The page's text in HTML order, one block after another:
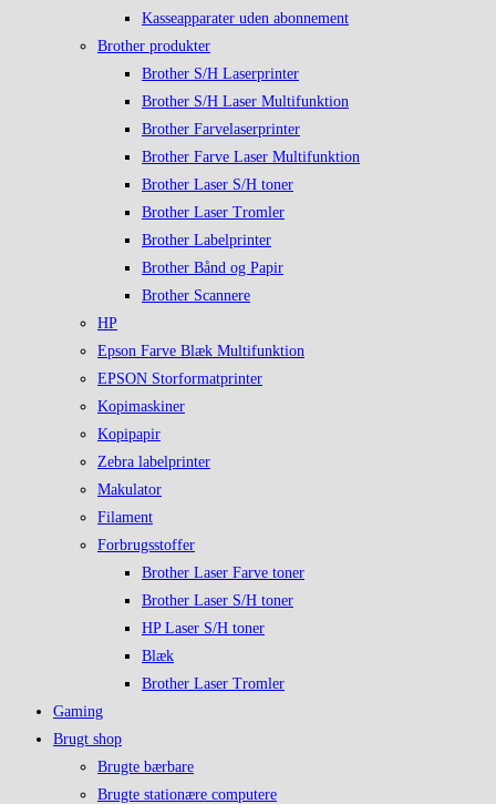
Kasseapparater uden abonnement
Brother produkter
Brother S/H Laserprinter
Brother S/H Laser Multifunktion
Brother Farvelaserprinter
Brother Farve Laser Multifunktion
Brother Laser S/H toner
Brother Laser Tromler
Brother Labelprinter
Brother Bånd og Papir
Brother Scannere
HP
Epson Farve Blæk Multifunktion
EPSON Storformatprinter
Kopimaskiner
Kopipapir
Zebra labelprinter
Makulator
Filament
Forbrugsstoffer
Brother Laser Farve toner
Brother Laser S/H toner
HP Laser S/H toner
Blæk
Brother Laser Tromler
Gaming
Brugt shop
Brugte bærbare
Brugte stationære computere